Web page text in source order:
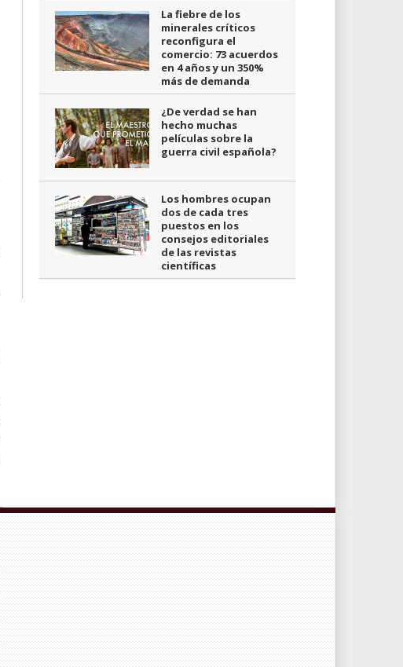
La fiebre de los
minerales críticos
reconfigura el
comercio: 73 acuerdos
en 4 años y un 350%
más de demanda
¿De verdad se han
hecho muchas
películas sobre la
guerra civil española?
Los hombres ocupan
dos de cada tres
puestos en los
consejos editoriales
de las revistas
científicas